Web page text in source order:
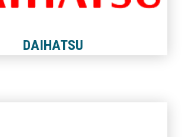
DAIHATSU